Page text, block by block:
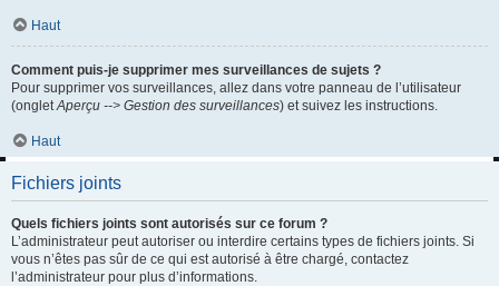
Haut
Comment puis-je supprimer mes surveillances de sujets ?
Pour supprimer vos surveillances, allez dans votre panneau de l’utilisateur
(onglet Aperçu --> Gestion des surveillances) et suivez les instructions.
Haut
Fichiers joints
Quels fichiers joints sont autorisés sur ce forum ?
L’administrateur peut autoriser ou interdire certains types de fichiers joints. Si
vous n’êtes pas sûr de ce qui est autorisé à être chargé, contactez
l’administrateur pour plus d’informations.